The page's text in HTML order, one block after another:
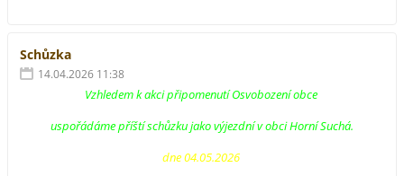
Schůzka
14.04.2026 11:38
Vzhledem k akci připomenutí Osvobození obce
uspořádáme příští schůzku jako výjezdní v obci Horní Suchá.
dne 04.05.2026